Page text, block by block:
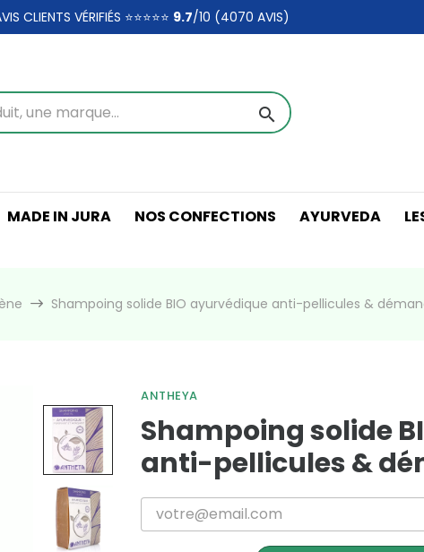
CLIENTS VÉRIFIÉS ⭐⭐⭐⭐⭐ 9.7/10 (4070 AVIS)
search
MADE IN JURA NOS CONFECTIONS AYURVEDA
Shampoing solide BIO ayurvédique anti-pellicules &
ANTHEYA
Shampoing solide
anti-pellicules &